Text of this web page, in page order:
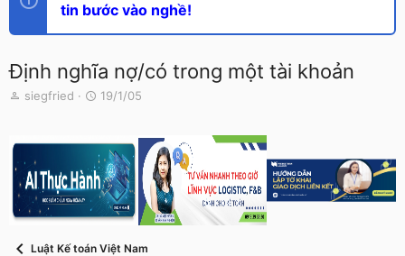
tin bước vào nghề!
Định nghĩa nợ/có trong một tài khoản
T
e
a
d
s
a
siegfried
N
y
g
ử
i
19/1/05
Luật Kế toán Việt Nam